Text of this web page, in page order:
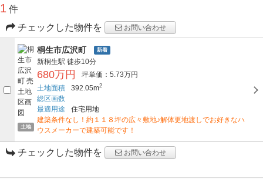
1 件
チェックした物件を
お問い合わせ
土地
桐生市広沢町 新着
新桐生駅 徒歩10分
680万円
坪単価：5.73万円
土地面積
392.05m2
総区画数
最適用途
住宅用地
建築条件なし！約１１８坪の広々敷地♪解体更地渡しでお好きなハ
ウスメーカーで建築可能です！
チェックした物件を お問い合わせ